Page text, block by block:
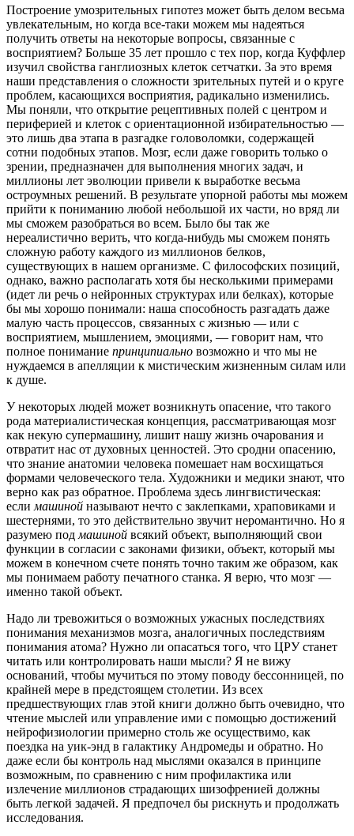
Построение умозрительных гипотез может быть делом весьма
увлекательным, но когда все-таки можем мы надеяться
получить ответы на некоторые вопросы, связанные с
восприятием? Больше 35 лет прошло с тех пор, когда Куффлер
изучил свойства ганглиозных клеток сетчатки. За это время
наши представления о сложности зрительных путей и о круге
проблем, касающихся восприятия, радикально изменились.
Мы поняли, что открытие рецептивных полей с центром и
периферией и клеток с ориентационной избирательностью —
это лишь два этапа в разгадке головоломки, содержащей
сотни подобных этапов. Мозг, если даже говорить только о
зрении, предназначен для выполнения многих задач, и
миллионы лет эволюции привели к выработке весьма
остроумных решений. В результате упорной работы мы можем
прийти к пониманию любой небольшой их части, но вряд ли
мы сможем разобраться во всем. Было бы так же
нереалистично верить, что когда-нибудь мы сможем понять
сложную работу каждого из миллионов белков,
существующих в нашем организме. С философских позиций,
однако, важно располагать хотя бы несколькими примерами
(идет ли речь о нейронных структурах или белках), которые
бы мы хорошо понимали: наша способность разгадать даже
малую часть процессов, связанных с жизнью — или с
восприятием, мышлением, эмоциями, — говорит нам, что
полное понимание принципиально возможно и что мы не
нуждаемся в апелляции к мистическим жизненным силам или
к душе.
У некоторых людей может возникнуть опасение, что такого
рода материалистическая концепция, рассматривающая мозг
как некую супермашину, лишит нашу жизнь очарования и
отвратит нас от духовных ценностей. Это сродни опасению,
что знание анатомии человека помешает нам восхищаться
формами человеческого тела. Художники и медики знают, что
верно как раз обратное. Проблема здесь лингвистическая:
если машиной называют нечто с заклепками, храповиками и
шестернями, то это действительно звучит неромантично. Но я
разумею под машиной всякий объект, выполняющий свои
функции в согласии с законами физики, объект, который мы
можем в конечном счете понять точно таким же образом, как
мы понимаем работу печатного станка. Я верю, что мозг —
именно такой объект.
Надо ли тревожиться о возможных ужасных последствиях
понимания механизмов мозга, аналогичных последствиям
понимания атома? Нужно ли опасаться того, что ЦРУ станет
читать или контролировать наши мысли? Я не вижу
оснований, чтобы мучиться по этому поводу бессонницей, по
крайней мере в предстоящем столетии. Из всех
предшествующих глав этой книги должно быть очевидно, что
чтение мыслей или управление ими с помощью достижений
нейрофизиологии примерно столь же осуществимо, как
поездка на уик-энд в галактику Андромеды и обратно. Но
даже если бы контроль над мыслями оказался в принципе
возможным, по сравнению с ним профилактика или
излечение миллионов страдающих шизофренией должны
быть легкой задачей. Я предпочел бы рискнуть и продолжать
исследования.